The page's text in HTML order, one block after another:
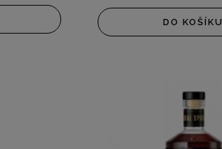
DO KOŠÍKU